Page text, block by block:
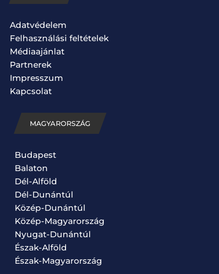
Adatvédelem
Felhasználási feltételek
Médiaajánlat
Partnerek
Impresszum
Kapcsolat
MAGYARORSZÁG
Budapest
Balaton
Dél-Alföld
Dél-Dunántúl
Közép-Dunántúl
Közép-Magyarország
Nyugat-Dunántúl
Észak-Alföld
Észak-Magyarország